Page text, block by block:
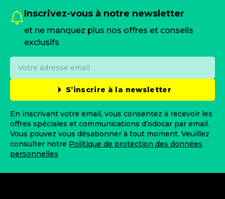
Inscrivez-vous à notre newsletter
et ne manquez plus nos offres et conseils
exclusifs
S’inscrire à la newsletter
En inscrivant votre email, vous consentez à recevoir les
offres spéciales et communications d’odocar par email.
Vous pouvez vous désabonner à tout moment. Veuillez
consulter notre Politique de protection des données
personnelles